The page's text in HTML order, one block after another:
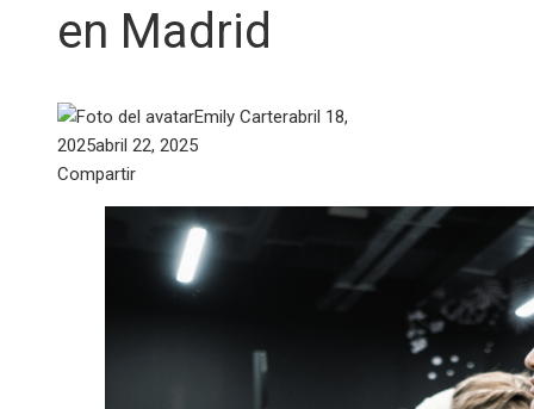
en Madrid
Emily Carterabril 18,
2025abril 22, 2025
Facebook
Twitter
LinkedIn
Pinterest
Stumbleupon
Email
Compartir